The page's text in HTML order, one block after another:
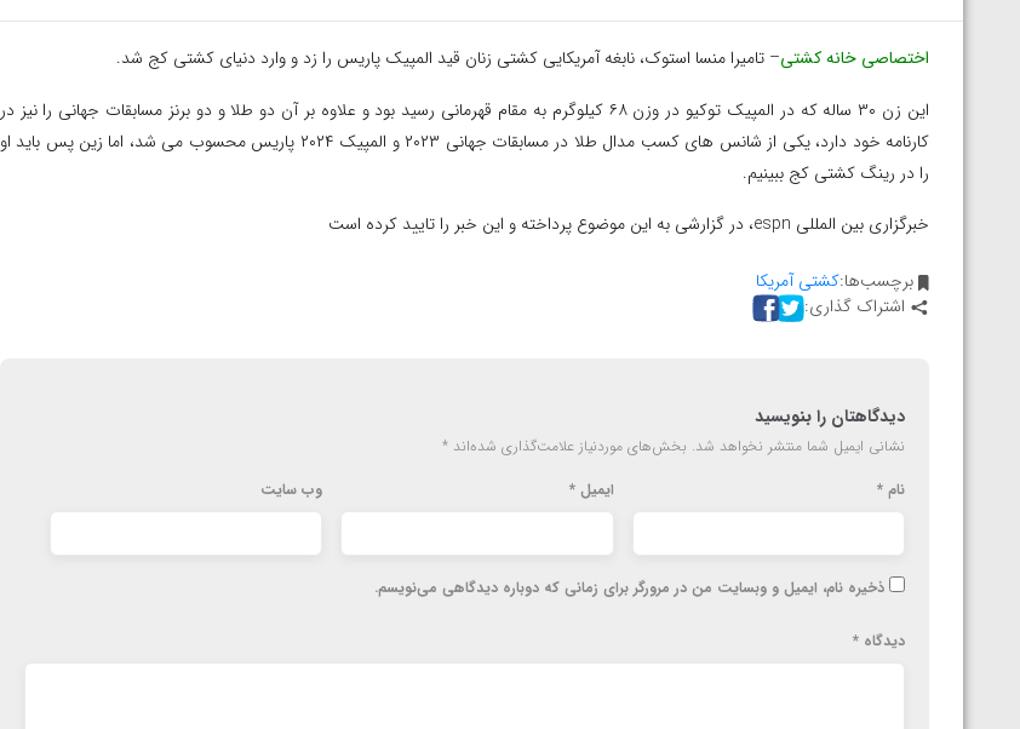
اختصاصی خانه کشتی– تامیرا منسا استوک، نابغه آمریکایی کشتی زنان قید المپیک پاریس را زد و وارد دنیای کشتی کج شد.
این زن ۳۰ ساله که در المپیک توکیو در وزن ۶۸ کیلوگرم به مقام قهرمانی رسید بود و علاوه بر آن دو طلا و دو برنز مسابقات جهانی را نیز در
کارنامه خود دارد، یکی از شانس های کسب مدال طلا در مسابقات جهانی ۲۰۲۳ و المپیک ۲۰۲۴ پاریس محسوب می شد، اما زین پس باید او
را در رینگ کشتی کج ببینیم.
خبرگزاری بین المللی espn، در گزارشی به این موضوع پرداخته و این خبر را تایید کرده است
برچسب‌ها:کشتی آمریکا
اشتراک گذاری:
دیدگاهتان را بنویسید
نشانی ایمیل شما منتشر نخواهد شد. بخش‌های موردنیاز علامت‌گذاری شده‌اند *
نام * ایمیل* وب‌ سایت
ذخیره نام، ایمیل و وبسایت من در مرورگر برای زمانی که دوباره دیدگاهی می‌نویسم.
دیدگاه *
ویدیو؛ صعود حسن یزدانی به فینال المپیک با برتری مقابل
المپیک پاریس